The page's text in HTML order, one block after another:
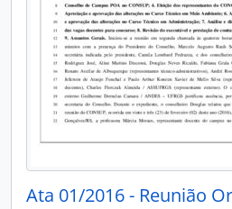
Ata 01/2016 - Reunião